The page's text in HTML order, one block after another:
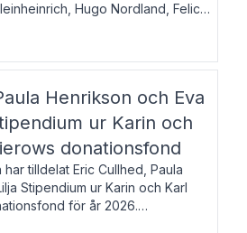
Hugo Nordland, Felicia
Daniel Boyacioglu,
scenartist. Josef
Henrikson och Eva
ur Karin och
donationsfond
tilldelat Eric Cullhed, Paula
Stipendium ur Karin och Karl
för år 2026.
på 70 000 kronor vardera. Eric